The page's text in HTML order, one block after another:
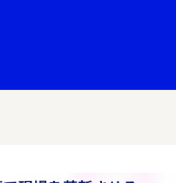
広報・CSR
経営諮問委員紹介